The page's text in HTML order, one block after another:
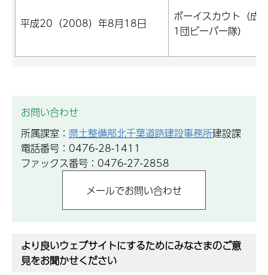
平成20（2008）年8月18日
ボーイスカウト（成
1団ビーバー隊）
お問い合わせ
所属課室： 県土整備部北千葉道路建設事務所建設課
電話番号：0476-28-1411
ファックス番号：0476-27-2858
より良いウェブサイトにするためにみなさまのご意
見をお聞かせください